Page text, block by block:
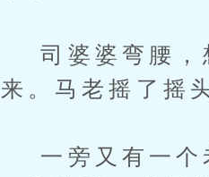
司婆婆弯腰，
来。马老摇了摇
一旁又有一个